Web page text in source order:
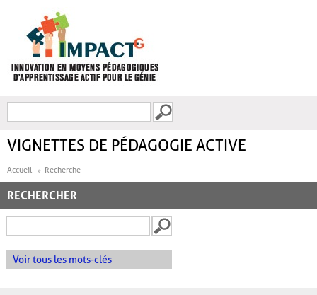
FORMULAIRE DE
VIGNETTES DE PÉDAGOGIE ACTIVE
Accueil Recherche
RECHERCHER
Voir tous les mots-clés